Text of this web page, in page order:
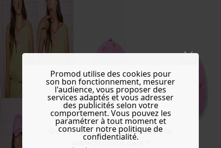
Do you want to be redirected to
www.promod.com ?
Promod utilise des cookies pour
son bon fonctionnement, mesurer
l'audience, vous proposer des
services adaptés et vous adresser
des publicités selon votre
comportement. Vous pouvez les
paramétrer à tout moment et
consulter notre politique de
confidentialité.